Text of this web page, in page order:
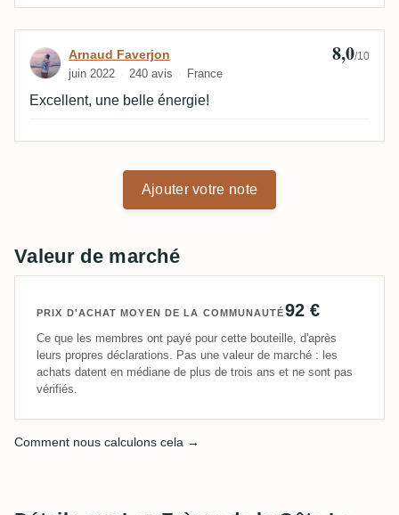
Avis de Arnaud Faverjon
Arnaud Faverjon
juin 2022 240 avis France
8,0/10
Excellent, une belle énergie!
Ajouter votre note
Valeur de marché
PRIX D'ACHAT MOYEN DE LA COMMUNAUTÉ92 €
Ce que les membres ont payé pour cette bouteille, d'après
leurs propres déclarations. Pas une valeur de marché : les
achats datent en médiane de plus de trois ans et ne sont pas
vérifiés.
Comment nous calculons cela →